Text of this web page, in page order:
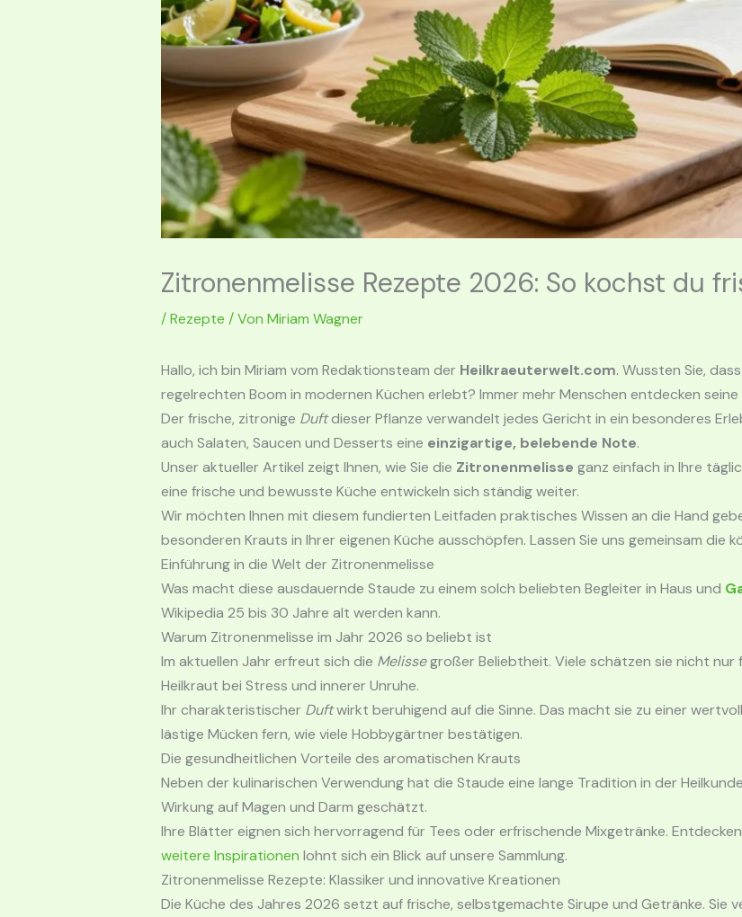
Zitronenmelisse Rezepte 2026: So kochst du
/Rezepte / Von Miriam Wagner
Hallo, ich bin Miriam vom Redaktionsteam der Heilkraeuterwelt.com. Wussten Sie,
regelrechten Boom in modernen Küchen erlebt? Immer mehr Menschen entdecken
Der frische, zitronige Duftdieser Pflanze verwandelt jedes Gericht in ein besonderes
auch Salaten, Saucen und Desserts eine einzigartige, belebende Note.
Unser aktueller Artikel zeigt Ihnen, wie Sie die Zitronenmelisse ganz einfach in Ihre
eine frische und bewusste Küche entwickeln sich ständig weiter.
Wir möchten Ihnen mit diesem fundierten Leitfaden praktisches Wissen an die Hand
besonderen Krauts in Ihrer eigenen Küche ausschöpfen. Lassen Sie uns gemeinsam die
Einführung in die Welt der Zitronenmelisse
Was macht diese ausdauernde Staude zu einem solch beliebten Begleiter in Haus und
Wikipedia 25 bis 30 Jahre alt werden kann.
Warum Zitronenmelisse im Jahr 2026 so beliebt ist
Im aktuellen Jahr erfreut sich die Melissegroßer Beliebtheit. Viele schätzen sie nicht nur
Heilkraut bei Stress und innerer Unruhe.
Ihr charakteristischer Duftwirkt beruhigend auf die Sinne. Das macht sie zu einer
lästige Mücken fern, wie viele Hobbygärtner bestätigen.
Die gesundheitlichen Vorteile des aromatischen Krauts
Neben der kulinarischen Verwendung hat die Staude eine lange Tradition in der
Wirkung auf Magen und Darm geschätzt.
Ihre Blätter eignen sich hervorragend für Tees oder erfrischende Mixgetränke. Entdecken
weitere Inspirationen lohnt sich ein Blick auf unsere Sammlung.
Zitronenmelisse Rezepte: Klassiker und innovative Kreationen
Die Küche des Jahres 2026 setzt auf frische, selbstgemachte Sirupe und Getränke. Sie